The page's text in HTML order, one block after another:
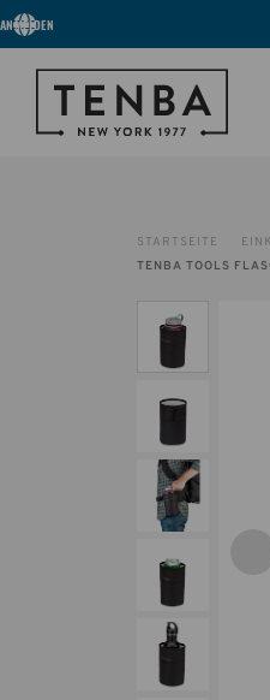
ANMELDEN
STARTSEITE
TENBA TOOLS